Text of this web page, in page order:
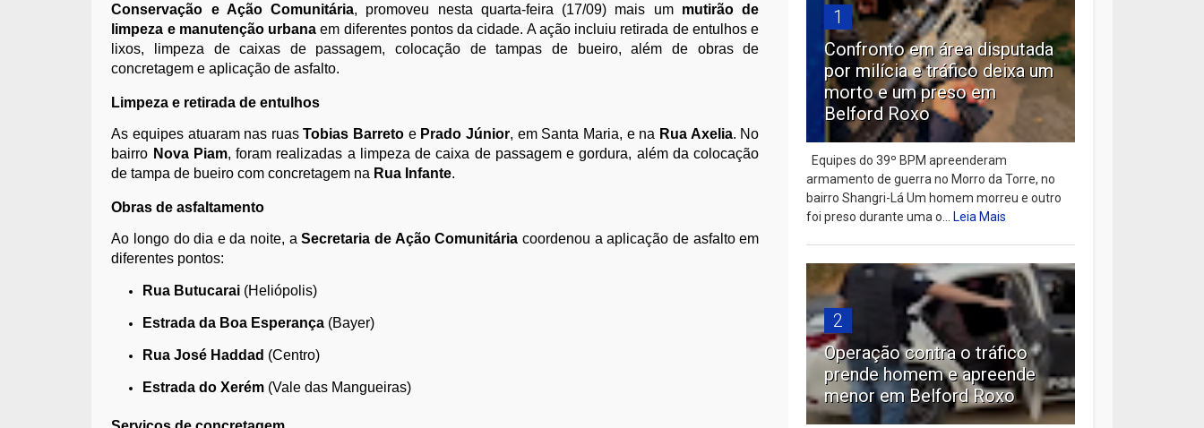
Conservação e Ação Comunitária, promoveu nesta quarta-feira (17/09) mais um mutirão de
limpeza e manutenção urbana em diferentes pontos da cidade. A ação incluiu retirada de entulhos e
lixos, limpeza de caixas de passagem, colocação de tampas de bueiro, além de obras de
concretagem e aplicação de asfalto.
Limpeza e retirada de entulhos
As equipes atuaram nas ruasTobias Barreto e Prado Júnior, em Santa Maria, e na Rua Axelia. No
bairro Nova Piam, foram realizadas a limpeza de caixa de passagem e gordura, além da colocação
de tampa de bueiro com concretagem na Rua Infante.
Obras de asfaltamento
Ao longo do dia e da noite, aSecretaria de Ação Comunitária coordenou a aplicação de asfalto em
diferentes pontos:
Rua Butucarai (Heliópolis)
Estrada da Boa Esperança (Bayer)
Rua José Haddad (Centro)
Estrada do Xerém (Vale das Mangueiras)
1
Confronto em área disputada
por milícia e tráfico deixa um
morto e um preso em
Belford Roxo
Equipes do 39º BPM apreenderam
armamento de guerra no Morro da Torre, no
bairro Shangri-Lá Um homem morreu e outro
foi preso durante uma o...Leia Mais
2
Operação contra o tráfico
prende homem e apreende
menor em Belford Roxo